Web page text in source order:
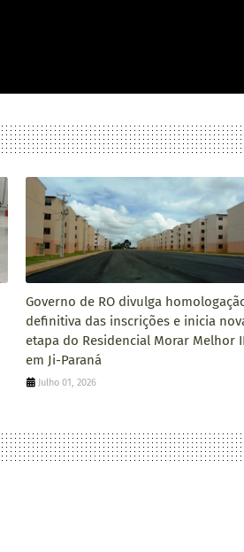
Governo de RO divulga
definitiva das inscrições e inicia
etapa do Residencial Morar Melhor
em Ji-Paraná
Julho 01, 2026